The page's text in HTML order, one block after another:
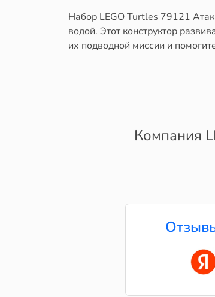
Набор LEGO Turtles 79121
водой. Этот конструктор
их подводной миссии и
Компания